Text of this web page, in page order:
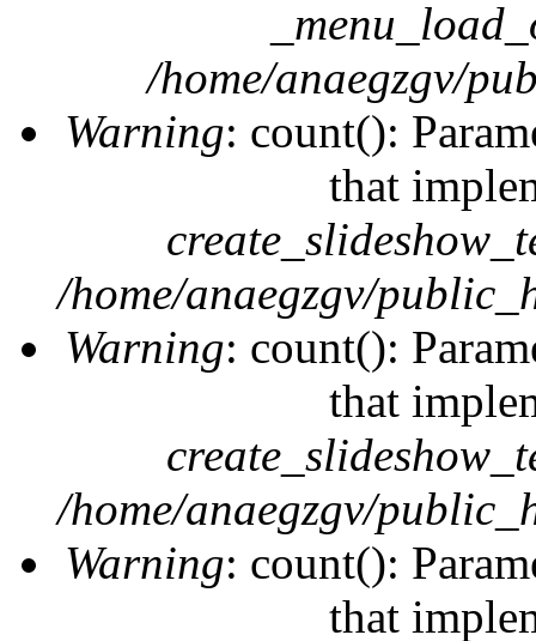
/home/anaegzgv/
Warning: count():
that
/home/anaegzgv/
Warning: count():
that
/home/anaegzgv/
Warning: count():
that